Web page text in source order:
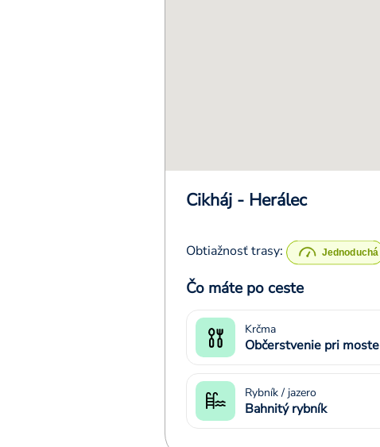
Cikháj - Herálec
Obtiažnosť trasy:
Čo máte po ceste
Krčma
Občerstvenie pri moste
Rybník / jazero
Bahnitý rybník